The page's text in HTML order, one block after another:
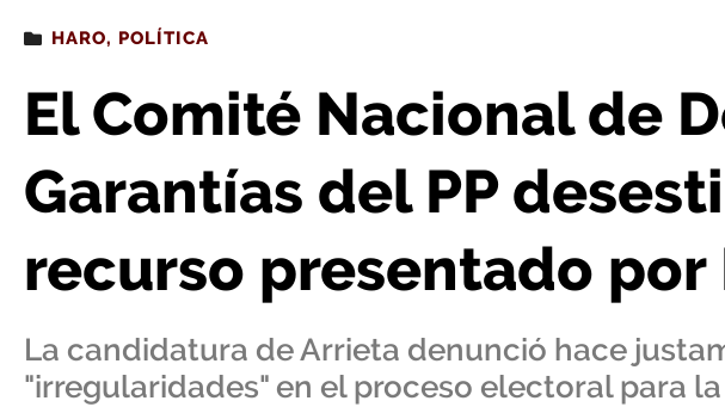
HARO, POLÍTICA
El Comité Nacional de
Garantías del PP
recurso presentado por
La candidatura de Arrieta denunció hace
"irregularidades" en el proceso electoral para